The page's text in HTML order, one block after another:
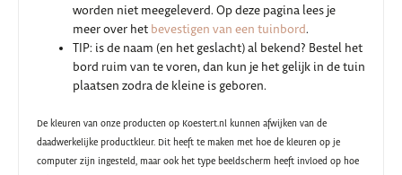
worden niet meegeleverd. Op deze pagina lees je
meer over het bevestigen van een tuinbord.
TIP: is de naam (en het geslacht) al bekend? Bestel het
bord ruim van te voren, dan kun je het gelijk in de tuin
plaatsen zodra de kleine is geboren.
De kleuren van onze producten op Koestert.nl kunnen afwijken van de
daadwerkelijke productkleur. Dit heeft te maken met hoe de kleuren op je
computer zijn ingesteld, maar ook het type beeldscherm heeft invloed op hoe